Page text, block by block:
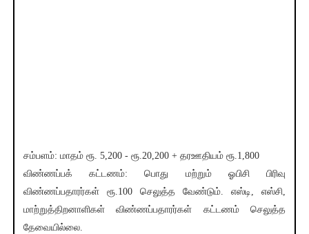
சம்பளம்: மாதம் ரூ. 5,200 - ரூ.20,200 + தரஊதியம் ரூ.1,800
விண்ணப்பக் கட்டணம்: பொது மற்றும் ஓபிசி பிரிவு
விண்ணப்பதாரர்கள் ரூ.100 செலுத்த வேண்டும். எஸ்டி, எஸ்சி,
மாற்றுத்திறனாளிகள் விண்ணப்பதாரர்கள் கட்டணம் செலுத்த
தேவையில்லை.